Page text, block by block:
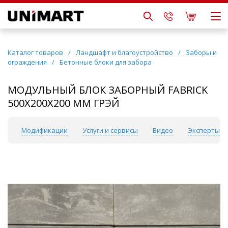
Каталог товаров / Ландшафт и благоустройство /
Заборы и
ограждения
/ Бетонные блоки для забора
МОДУЛЬНЫЙ БЛОК ЗАБОРНЫЙ FABRICK
500Х200Х200 ММ ГРЭЙ
Модификации Услуги и сервисы Видео Эксперты